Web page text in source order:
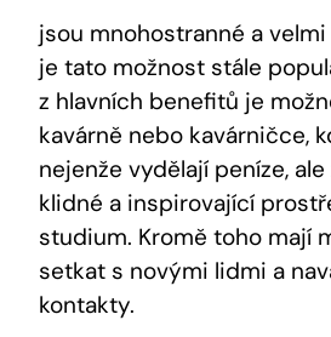
jsou mnohostranné a
je tato možnost stále
z hlavních benefitů je
kavárně nebo kavárničce,
nejenže vydělají peníze,
klidné a inspirovající
studium. Kromě toho mají
setkat s novými lidmi a
kontakty.